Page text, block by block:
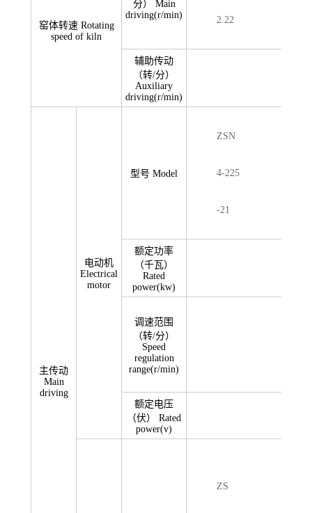
窑体转速 Rotating
speed of kiln
分） Main
driving(r/min)
2.22
辅助传动
（转/分）
Auxiliary
driving(r/min)
主传动
Main
driving
电动机
Electrical
motor
型号 Model
ZSN
4-225
-21
额定功率
（千瓦）
Rated
power(kw)
调速范围
（转/分）
Speed
regulation
range(r/min)
额定电压
（伏） Rated
power(v)
ZS